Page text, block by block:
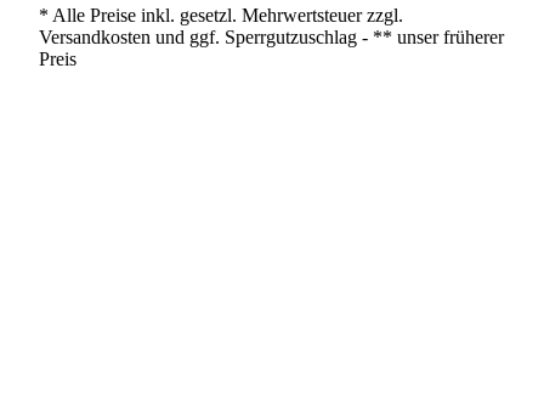
* Alle Preise inkl. gesetzl. Mehrwertsteuer zzgl.
Versandkosten und ggf. Sperrgutzuschlag - ** unser früherer
Preis